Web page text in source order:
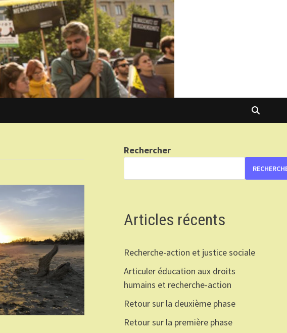
Rechercher
Articles récents
Recherche-action et justice sociale
Articuler éducation aux droits
humains et recherche-action
Retour sur la deuxième phase
Retour sur la première phase